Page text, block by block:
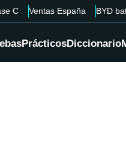
C Ventas España BYD
PrácticosDiccionario